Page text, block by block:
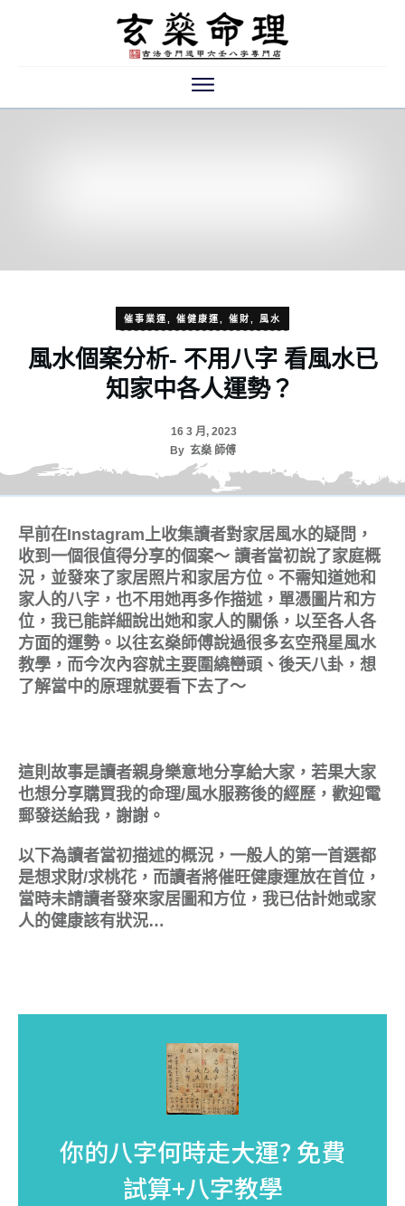
催事業運 催健康運 催財 風水
風水個案分析- 不用八字 看風水已
知家中各人運勢？
16 3 月, 2023
By 玄燊 師傅
早前在Instagram上收集讀者對家居風水的疑問，
收到一個很值得分享的個案～ 讀者當初說了家庭概
況，並發來了家居照片和家居方位。不需知道她和
家人的八字，也不用她再多作描述，單憑圖片和方
位，我已能詳細說出她和家人的關係，以至各人各
方面的運勢。以往玄燊師傅說過很多玄空飛星風水
教學，而今次內容就主要圍繞巒頭、後天八卦，想
了解當中的原理就要看下去了～
這則故事是讀者親身樂意地分享給大家，若果大家
也想分享購買我的命理/風水服務後的經歷，歡迎電
郵發送給我，謝謝。
以下為讀者當初描述的概況，一般人的第一首選都
是想求財/求桃花，而讀者將催旺健康運放在首位，
當時未請讀者發來家居圖和方位，我已估計她或家
人的健康該有狀況…
你的八字何時走大運? 免費
試算+八字教學